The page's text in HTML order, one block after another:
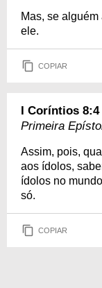
Mas, se
ele.
COPIAR
I Coríntios 8:4
Primeira
Assim, pois,
aos ídolos,
ídolos no
só.
COPIAR